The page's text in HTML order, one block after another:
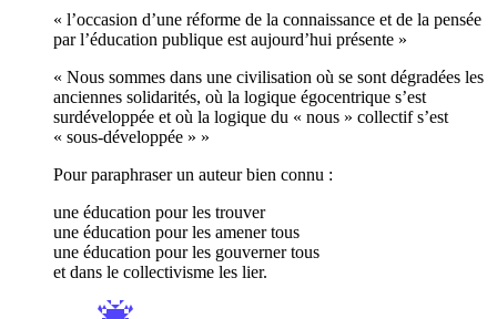
« l’occasion d’une réforme de la connaissance et de la pensée
par l’éducation publique est aujourd’hui présente »
« Nous sommes dans une civilisation où se sont dégradées les
anciennes solidarités, où la logique égocentrique s’est
surdéveloppée et où la logique du « nous » collectif s’est
« sous-développée » »
Pour paraphraser un auteur bien connu :
une éducation pour les trouver
une éducation pour les amener tous
une éducation pour les gouverner tous
et dans le collectivisme les lier.